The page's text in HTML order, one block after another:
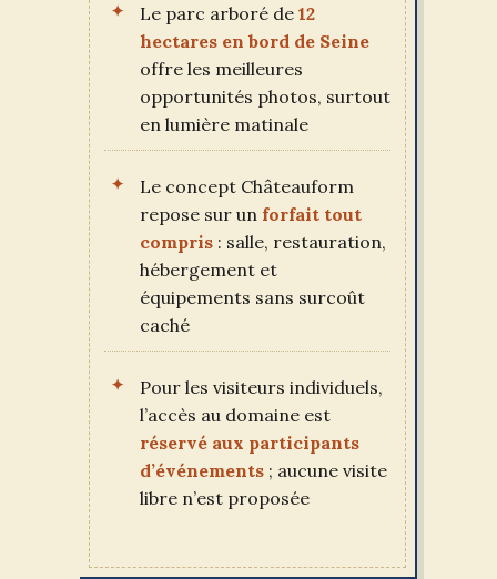
Le parc arboré de 12
hectares en bord de Seine
offre les meilleures
opportunités photos, surtout
en lumière matinale
Le concept Châteauform
repose sur un forfait tout
compris : salle, restauration,
hébergement et
équipements sans surcoût
caché
Pour les visiteurs individuels,
l’accès au domaine est
réservé aux participants
d’événements ; aucune visite
libre n’est proposée